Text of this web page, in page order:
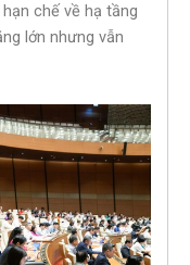
chế về hạ tầng
lớn nhưng vẫn